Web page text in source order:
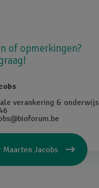
of opmerkingen?
verankering & onderwijs
Maarten Jacobs